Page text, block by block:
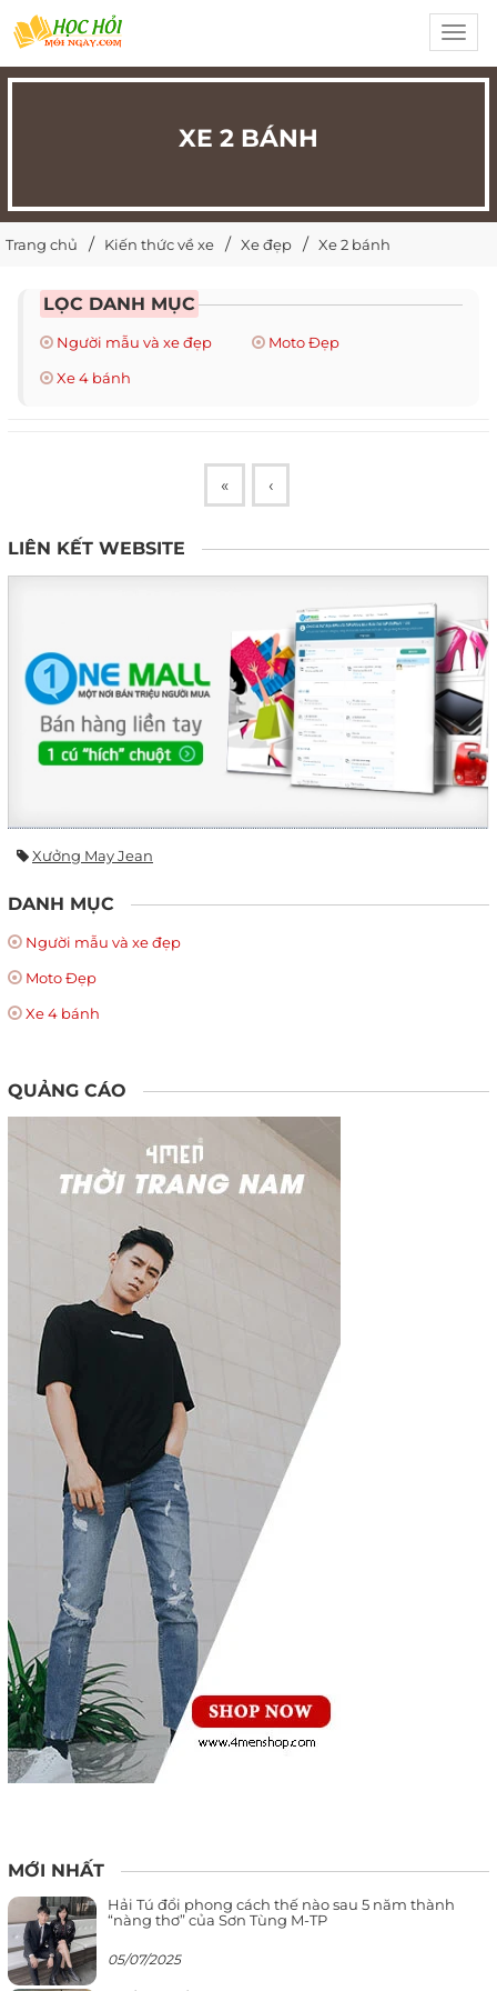
XE 2 BÁNH
Trang chủ Kiến thức về xe Xe đẹp Xe 2 bánh
LỌC DANH MỤC
Người mẫu và xe đẹp
Moto Đẹp
Xe 4 bánh
« ‹
LIÊN KẾT WEBSITE
Xưởng May Jean
DANH MỤC
Người mẫu và xe đẹp
Moto Đẹp
Xe 4 bánh
QUẢNG CÁO
MỚI NHẤT
Hải Tú đổi phong cách thế nào sau 5 năm thành
“nàng thơ” của Sơn Tùng M-TP
05/07/2025